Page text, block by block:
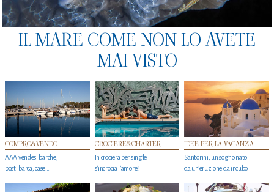
IL MARE COME NON LO AVETE
MAI VISTO
COMPRO&VENDO
AAA vendesi barche,
posti barca, case…
CROCIERE&CHARTER
In crociera per single
s'incrocia l’amore?
IDEE PER LA VACANZA
Santorini, un sogno nato
da un’eruzione da incubo